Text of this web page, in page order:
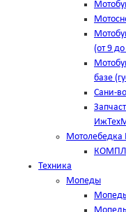
(от 9
базе
Сани-
Техника
Мопеды